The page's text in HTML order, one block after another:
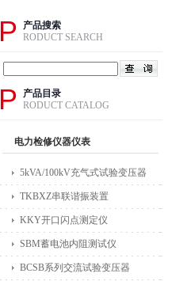
P
产品搜索
RODUCT SEARCH
P
产品目录
RODUCT CATALOG
电力检修仪器仪表
5kVA/100kV充气式试验变压器
TKBXZ串联谐振装置
KKY开口闪点测定仪
SBM蓄电池内阻测试仪
BCSB系列交流试验变压器